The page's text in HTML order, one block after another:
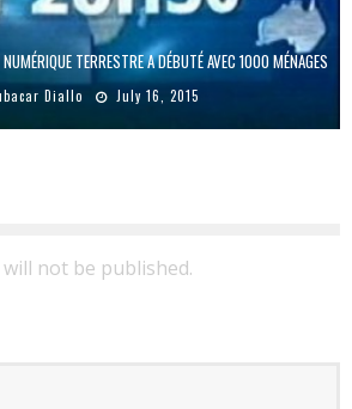
TERRESTRE A DÉBUTÉ AVEC 1000 MÉNAGES
Diallo July 16, 2015
not be published.